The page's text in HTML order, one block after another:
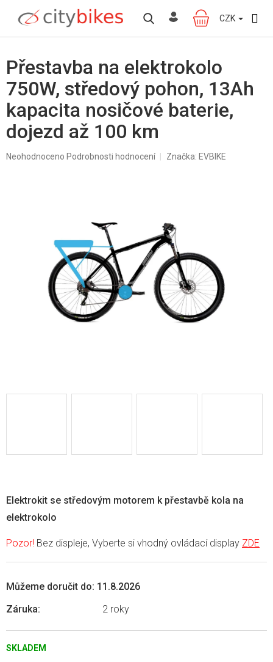
obsah
NÁKUPNÍ
KOŠÍK
CZK
Přestavba na elektrokolo
750W, středový pohon, 13Ah
kapacita nosičové baterie,
dojezd až 100 km
Průměrné
Neohodnoceno Podrobnosti hodnocení Značka: EVBIKE
SKLADEM
Můžeme doručit do: 11.8.2026
Záruka: 2 roky
Elektrokit se středovým motorem k přestavbě kola na
elektrokolo
Pozor! Bez displeje, Vyberte si vhodný ovládací display ZDE